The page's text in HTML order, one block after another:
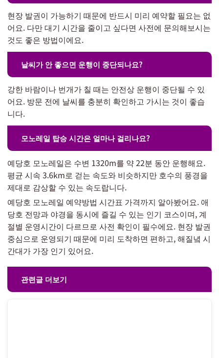
현장 발권이 가능하기 때문에 반드시 미리 예약할 필요는 없
어요. 다만 대기 시간을 줄이고 싶다면 사전에 문의해보시는
것도 좋은 방법이에요.
날씨가 안 좋으면 운행이 중단되나요?
강한 바람이나 번개가 칠 때는 안전상 운행이 중단될 수 있
어요. 방문 전에 날씨를 충분히 확인하고 가시는 것이 좋습
니다.
모노레일 탑승 시간은 얼마나 걸리나요?
예당호 모노레일은 수변 1320m를 약 22분 동안 운행해요.
평균 시속 3.6km로 걷는 속도와 비슷하지만 호수의 풍경을
제대로 감상할 수 있는 속도랍니다.
예당호 모노레일 예약방법 시간표 가격까지 알아봤어요. 애
당호 전망과 야경을 동시에 즐길 수 있는 인기 코스이며, 계
절별 운영시간이 다르므로 사전 확인이 필수에요. 현장 발권
중심으로 운영되기 때문에 미리 도착하면 편하고, 해질녘 시
간대가 가장 인기 있어요.
관련글 더보기